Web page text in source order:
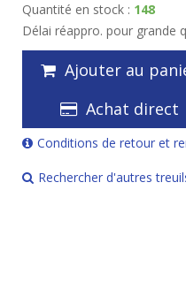
Quantité en stock : 148
Délai réappro. pour grande
Ajouter au
Achat direct
Conditions de retour et
Rechercher d'autres